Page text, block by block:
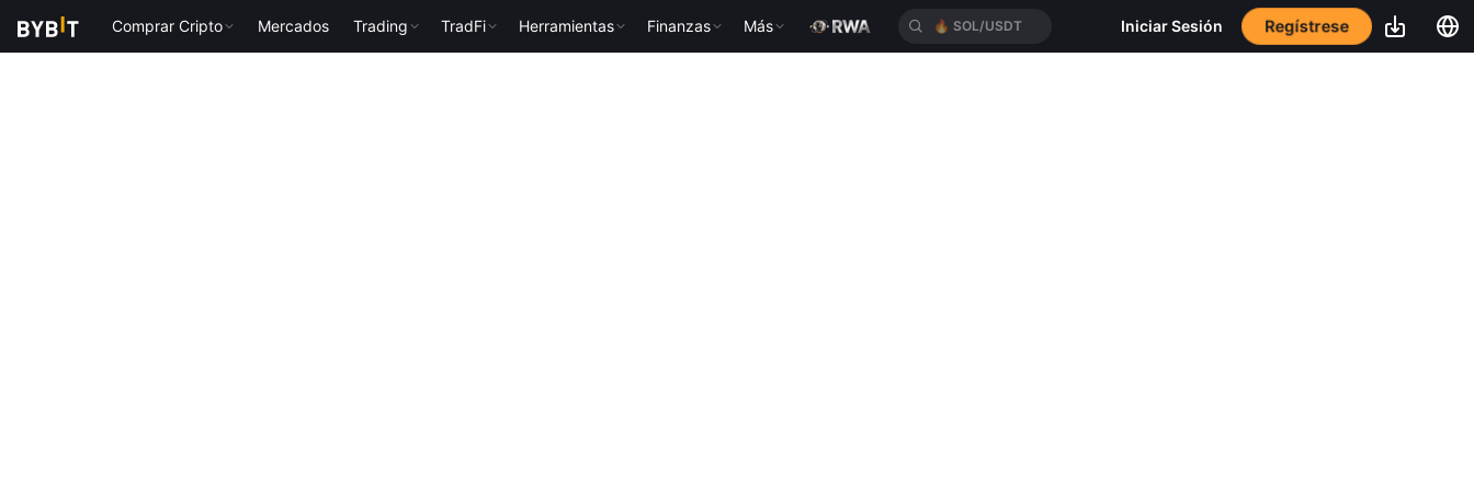
Comprar Cripto Mercados Trading TradFi Herramientas Finanzas Más 🔥 SOL/USDT Iniciar Sesión Regístrese